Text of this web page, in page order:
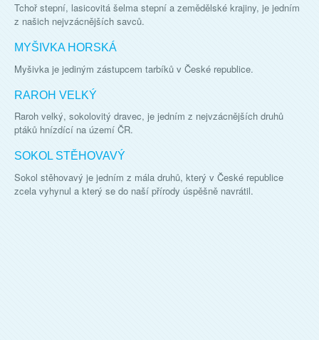
Tchoř stepní, lasicovitá šelma stepní a zemědělské krajiny, je jedním
z našich nejvzácnějších savců.
MYŠIVKA HORSKÁ
Myšivka je jediným zástupcem tarbíků v České republice.
RAROH VELKÝ
Raroh velký, sokolovitý dravec, je jedním z nejvzácnějších druhů
ptáků hnízdící na území ČR.
SOKOL STĚHOVAVÝ
Sokol stěhovavý je jedním z mála druhů, který v České republice
zcela vyhynul a který se do naší přírody úspěšně navrátil.